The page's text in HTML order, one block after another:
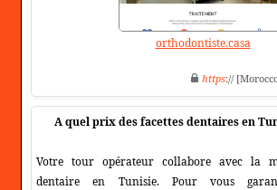
orthodontiste.casa
https://
A quel prix des facettes dentaires en
Votre tour opérateur collabore avec la
dentaire en Tunisie. Pour vous